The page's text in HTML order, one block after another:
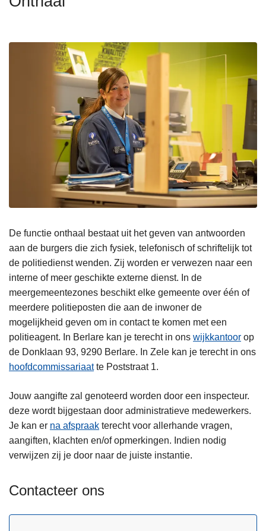
De functie onthaal bestaat uit het geven van antwoorden
aan de burgers die zich fysiek, telefonisch of schriftelijk tot
de politiedienst wenden. Zij worden er verwezen naar een
interne of meer geschikte externe dienst. In de
meergemeentezones beschikt elke gemeente over één of
meerdere politieposten die aan de inwoner de
mogelijkheid geven om in contact te komen met een
politieagent. In Berlare kan je terecht in ons wijkkantoor op
de Donklaan 93, 9290 Berlare. In Zele kan je terecht in ons
hoofdcommissariaatte Poststraat 1.
Jouw aangifte zal genoteerd worden door een inspecteur.
deze wordt bijgestaan door administratieve medewerkers.
Je kan er na afspraak terecht voor allerhande vragen,
aangiften, klachten en/of opmerkingen. Indien nodig
verwijzen zij je door naar de juiste instantie.
Contacteer ons